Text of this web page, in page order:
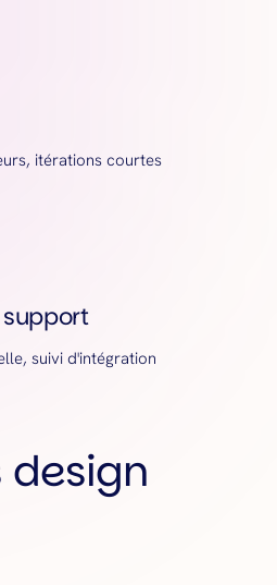
itérations courtes
suivi d'intégration
design